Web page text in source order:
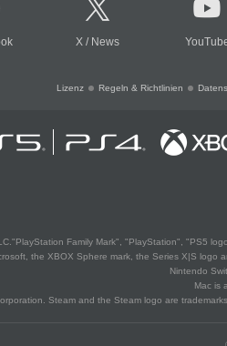
X / News
Lizenz Regeln & Richtlinien
Family Mark", "PlayStation", "PS5
the XBOX Sphere mark, the Series X|S logo
Nintendo
Mac is
Steam and the Steam logo are